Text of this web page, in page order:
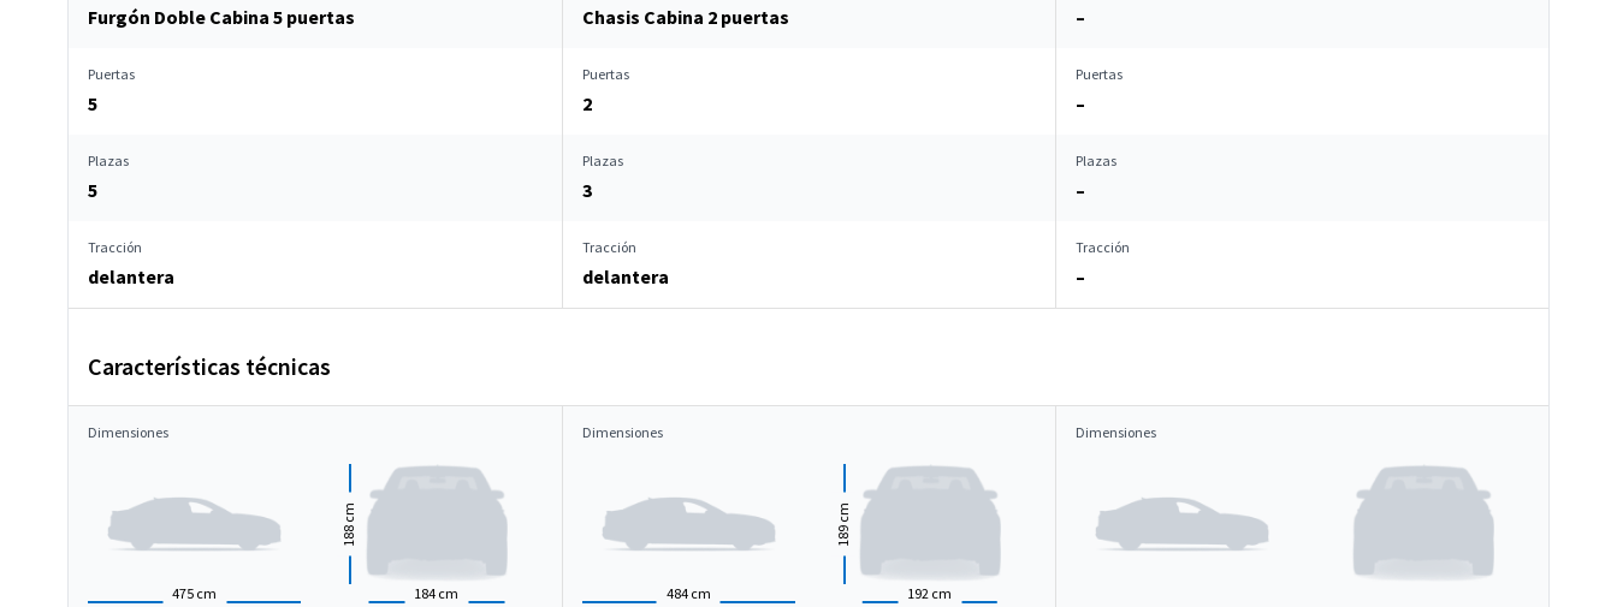
Furgón Doble Cabina 5 puertas Chasis Cabina 2 puertas –
Puertas
5
Puertas
2
Puertas
–
Plazas
5
Plazas
3
Plazas
–
Tracción
delantera
Tracción
delantera
Tracción
–
Características técnicas
Dimensiones
475 cm 184 cm
188
cm
Dimensiones
484 cm 192 cm
189
cm
Dimensiones